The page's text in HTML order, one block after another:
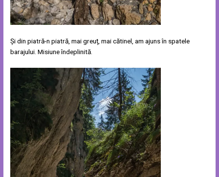
Și din piatră-n piatră, mai greuț, mai cătinel, am ajuns în spatele
barajului. Misiune îndeplinită.